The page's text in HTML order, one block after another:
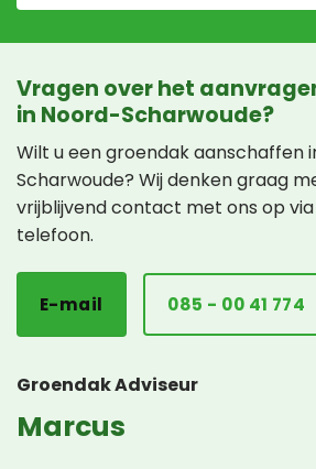
Vragen over het
in Noord-Scharwoude?
Wilt u een groendak aanschaffen
Scharwoude? Wij denken graag
vrijblijvend contact met ons op
telefoon.
E-mail 085 - 00 41 774
Groendak Adviseur
Marcus